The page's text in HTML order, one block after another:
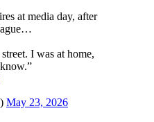
at media day, after
I was at home,
May 23, 2026